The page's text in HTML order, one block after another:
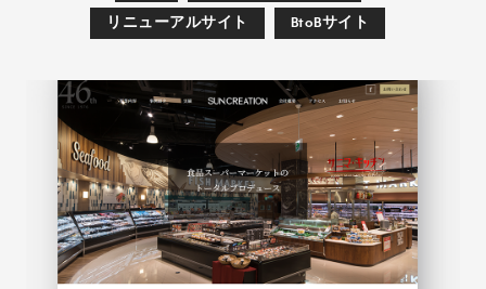
リニューアルサイト BtoBサイト